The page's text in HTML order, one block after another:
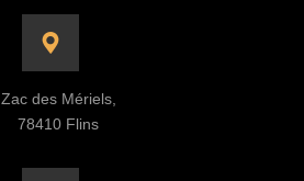
Zac des Mériels,
78410 Flins